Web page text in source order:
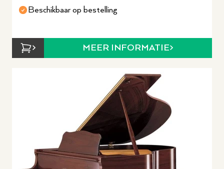
Beschikbaar op bestelling
MEER INFORMATIE